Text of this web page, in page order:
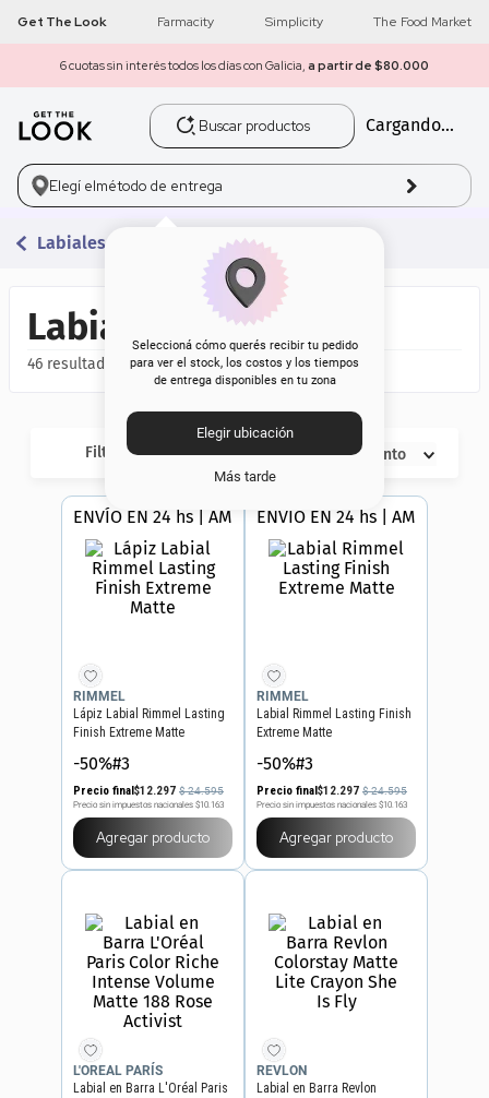
Get The Look Farmacity Simplicity The Food Market
6 cuotas sin interés todos los días con Galicia, a partir de $80.000
Buscar productos
Cargando...
Elegí elmétodo de entrega
Seleccioná cómo querés recibir tu pedido
para ver el stock, los costos y los tiempos
de entrega disponibles en tu zona
Elegir ubicación
Más tarde
Labiales En Barra
Labiales en Barra
46
Filtros Descuento
ENVÍO EN 24 hs | AMBA
RIMMEL
Lápiz Labial Rimmel Lasting
Finish Extreme Matte
-50%#3
Precio final$12.297 $24.595
Precio sin impuestos nacionales $10.163
Agregar producto
ENVÍO EN 24 hs | AMBA
RIMMEL
Labial Rimmel Lasting Finish
Extreme Matte
-50%#3
Precio final$12.297 $24.595
Precio sin impuestos nacionales $10.163
Agregar producto
L'OREAL PARÍS
Labial en Barra L'Oréal Paris
REVLON
Labial en Barra Revlon
1 get the look
2 máscara pestañas
corrector
serum